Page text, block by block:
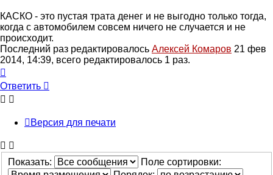
КАСКО - это пустая трата денег и не выгодно только тогда,
когда с автомобилем совсем ничего не случается и не
происходит.
Последний раз редактировалось Алексей Комаров 21 фев
2014, 14:39, всего редактировалось 1 раз.
к
началу
Ответить
Версия для печати
Показать:
Поле сортировки: